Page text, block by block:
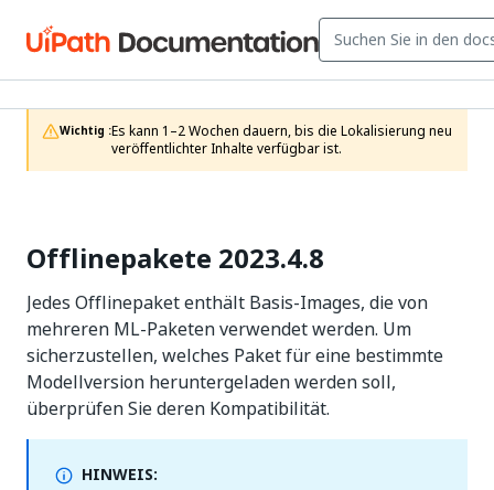
Wichtig :Es kann 1–2 Wochen dauern, bis die Lokalisierung neu
veröffentlichter Inhalte verfügbar ist.
Offlinepakete 2023.4.8
Jedes Offlinepaket enthält Basis-Images, die von
mehreren ML-Paketen verwendet werden. Um
sicherzustellen, welches Paket für eine bestimmte
Modellversion heruntergeladen werden soll,
überprüfen Sie deren Kompatibilität.
HINWEIS: